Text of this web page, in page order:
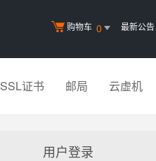
购物车 0 最新公告
SSL证书 邮局 云虚机
用户登录